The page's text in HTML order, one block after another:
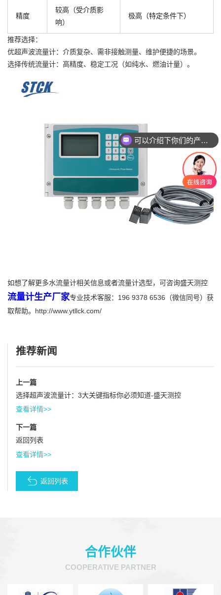
精度
较高（受介质影
响）
极高（特定条件下）
推荐选择：
优超声波流量计：介质复杂、需非接触测量、维护便捷的场景。
选择传统流量计：高精度、稳定工况（如纯水、燃油计量）。
如想了解更多水流量计相关信息或者流量计选型，可咨询盛天测控
流量计生产厂家专业技术客服：196 9378 6536（微信同号）获
取帮助。http://www.ytllck.com/
推荐新闻
上一篇
选择超声波流量计：3大关键指标你必须知道-盛天测控
查看详情>>
下一篇
返回列表
查看详情>>
返回列表
合作伙伴
COOPERATIVE PARTNER